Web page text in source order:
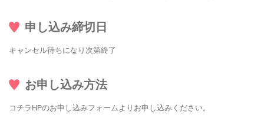
申し込み締切日
キャンセル待ちになり次第終了
お申し込み方法
コチラHPのお申し込みフォームよりお申し込みください。